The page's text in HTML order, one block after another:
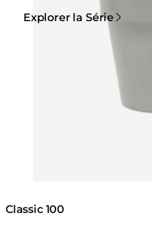
Explorer la Série
Classic 100